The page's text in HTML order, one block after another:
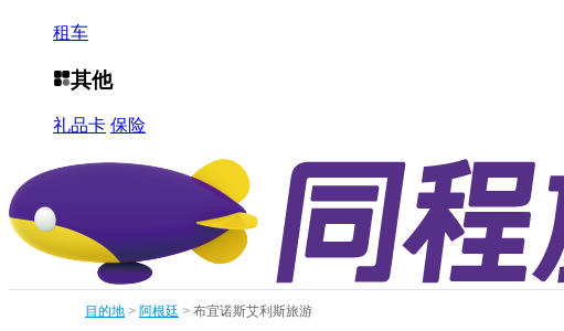
租车
其他
礼品卡 保险
目的地 > 阿根廷 > 布宜诺斯艾利斯旅游